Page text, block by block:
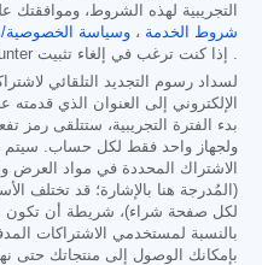
التجريبية لهذه الشروط، وموافقتك
شروط الخدمة ، وسياسة الخصوصية/
. إذا كنت ترغب في إلغاء تثبيت SpyHunter،
لسداد رسوم التجديد التلقائي
الإلكتروني إلى العنوان الذي
بدء الفترة التجريبية، ستتلقى رمز
ولجهاز واحد فقط لكل حساب. سيتم
الاشتراك المحددة في مواد
(المُدرجة هنا بالإشارة؛ قد تختلف
لكل صفحة شراء)، شريطة أن تكون
بالنسبة لمستخدمي الاشتراكات
بإمكانك الوصول إلى منتجاتك حتى